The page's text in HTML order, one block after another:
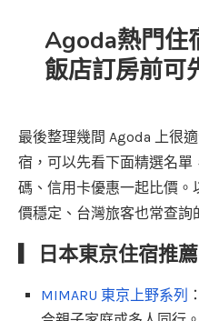
Agoda熱門住
飯店訂房前可
最後整理幾間 Agoda 上很
宿，可以先看下面精選名單
碼、信用卡優惠一起比價
價穩定、台灣旅客也常查詢
日本東京住宿推薦
MIMARU 東京上野系列